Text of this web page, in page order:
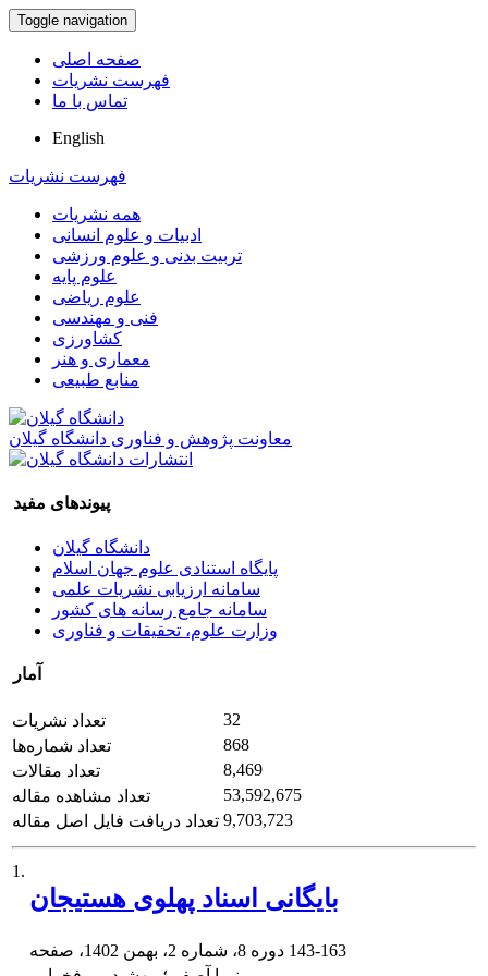
Toggle navigation
صفحه اصلی
فهرست نشریات
تماس با ما
English
فهرست نشریات
همه نشریات
ادبیات و علوم انسانی
تربیت بدنی و علوم ورزشی
علوم پایه
علوم ریاضی
فنی و مهندسی
کشاورزی
معماری و هنر
منابع طبیعی
معاونت پژوهش و فناوری دانشگاه گیلان
پیوندهای مفید
دانشگاه گیلان
پایگاه استنادی علوم جهان اسلام
سامانه ارزیابی نشریات علمی
سامانه جامع رسانه های کشور
وزارت علوم، تحقیقات و فناوری
آمار
تعداد نشریات
32
تعداد شماره‌ها
868
تعداد مقالات
8,469
تعداد مشاهده مقاله
53,592,675
تعداد دریافت فایل اصل مقاله 9,703,723
1.
بایگانی اسناد پهلوی هستیجان
143-163